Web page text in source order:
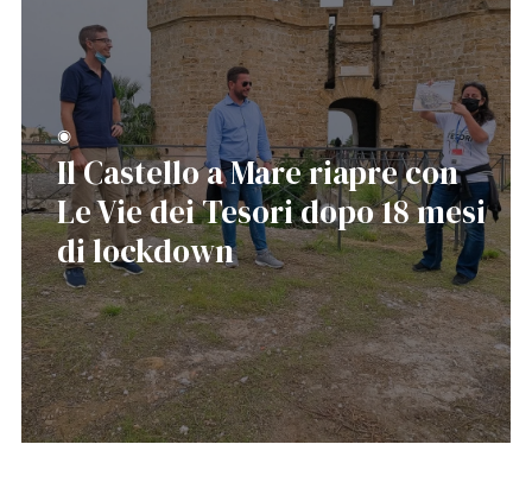
◉
Il Castello a Mare riapre con
Le Vie dei Tesori dopo 18 mesi
di lockdown